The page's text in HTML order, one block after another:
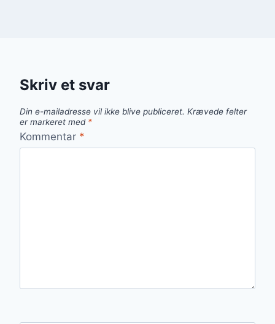
Skriv et svar
Din e-mailadresse vil ikke blive publiceret. Krævede felter
er markeret med *
Kommentar *